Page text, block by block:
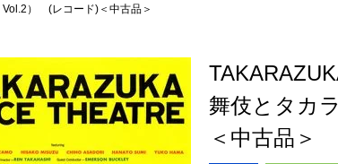
Vol.2） (レコード)＜中古品＞
舞伎とタカ
＜中古品＞